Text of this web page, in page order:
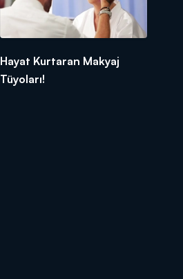
Hayat Kurtaran Makyaj
Tüyoları!